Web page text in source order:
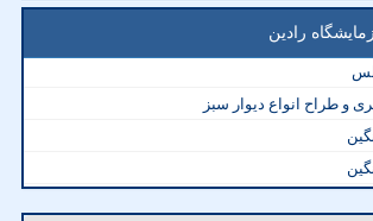
رادین
و طراح انواع دیوار سبز